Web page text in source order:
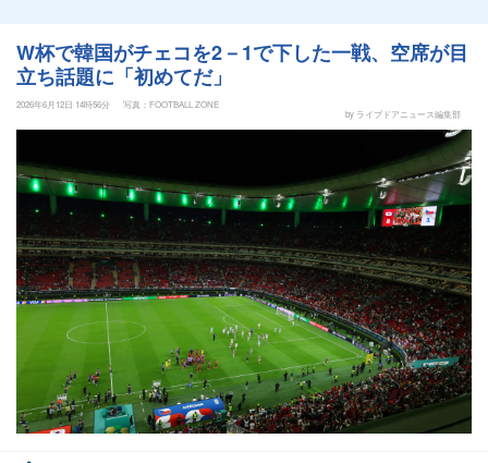
W杯で韓国がチェコを2－1で下した一戦、空席が目
立ち話題に「初めてだ」
2026年6月12日 14時56分
写真：FOOTBALL ZONE
by ライブドアニュース編集部